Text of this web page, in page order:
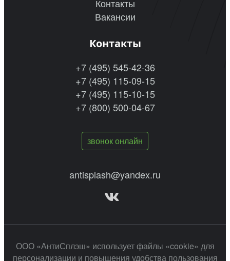
Контакты
Вакансии
Контакты
+7 (495) 545-42-36
+7 (495) 115-09-15
+7 (495) 115-10-15
+7 (800) 500-04-67
звонок онлайн
antisplash@yandex.ru
ООО «АнтиСплэш» использует файлы «cookie» для
персонализации и повышения удобства пользования